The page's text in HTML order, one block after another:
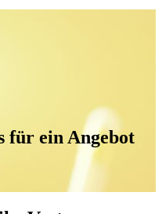
für ein Angebot